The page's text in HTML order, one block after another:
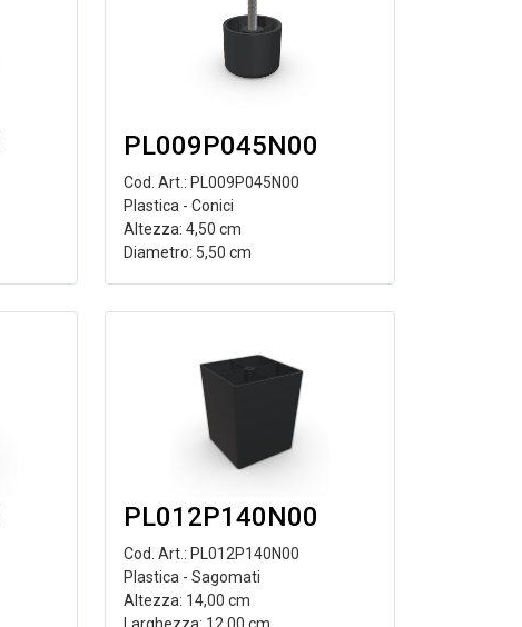
PL009P045N00
Cod. Art.: PL009P045N00
Plastica - Conici
Altezza: 4,50 cm
Diametro: 5,50 cm
PL012P140N00
Cod. Art.: PL012P140N00
Plastica - Sagomati
Altezza: 14,00 cm